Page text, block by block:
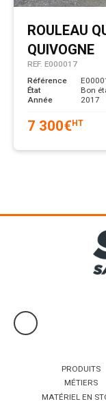
ROULEAU
QUIVOGNE
REF. E000017
Référence
État
Bon
Année
2017
7 300€HT
PRODUITS
MÉTIERS
MATÉRIEL EN